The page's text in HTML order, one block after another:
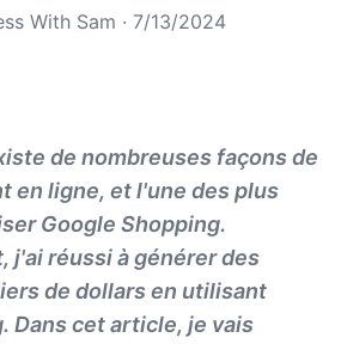
With Sam · 7/13/2024
de nombreuses façons de
en ligne, et l'une des plus
Google Shopping.
j'ai réussi à générer des
de dollars en utilisant
Dans cet article, je vais